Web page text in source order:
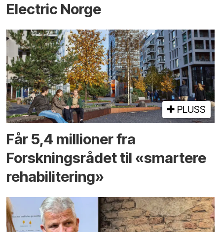
Electric Norge
PLUSS
Får 5,4 millioner fra
Forskningsrådet til «smartere
rehabilitering»